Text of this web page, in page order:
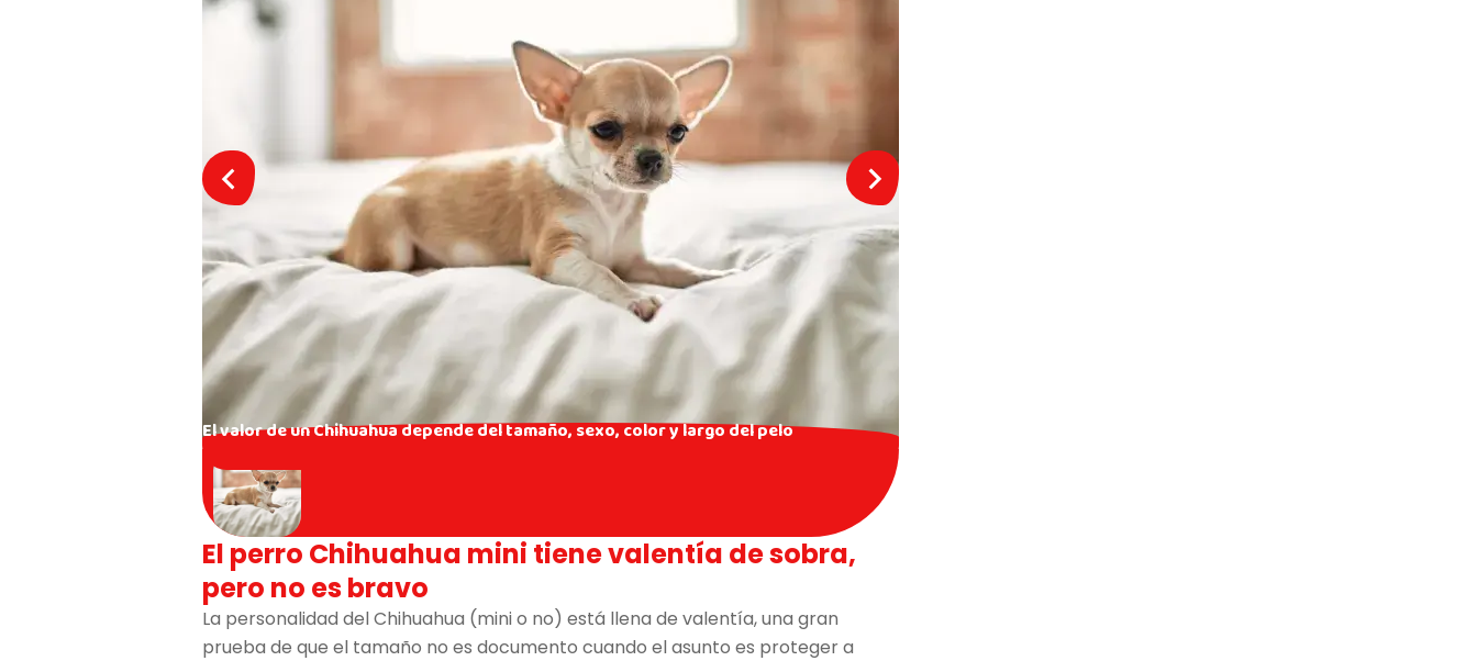
El valor de un Chihuahua depende del tamaño, sexo, color y largo del pelo
El perro Chihuahua mini tiene valentía de sobra,
pero no es bravo
La personalidad del Chihuahua (mini o no) está llena de valentía, una gran
prueba de que el tamaño no es documento cuando el asunto es proteger a